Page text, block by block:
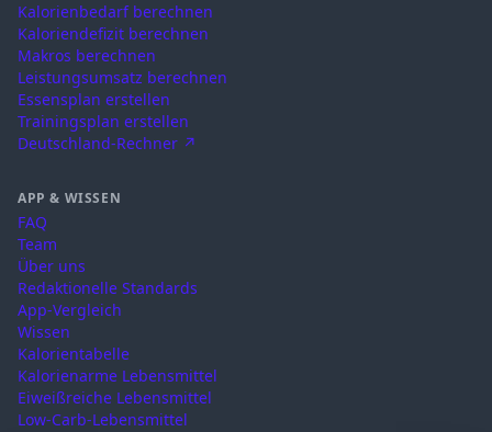
Kalorienbedarf berechnen
Kaloriendefizit berechnen
Makros berechnen
Leistungsumsatz berechnen
Essensplan erstellen
Trainingsplan erstellen
Deutschland-Rechner ↗
APP & WISSEN
FAQ
Team
Über uns
Redaktionelle Standards
App-Vergleich
Wissen
Kalorientabelle
Kalorienarme Lebensmittel
Eiweißreiche Lebensmittel
Low-Carb-Lebensmittel